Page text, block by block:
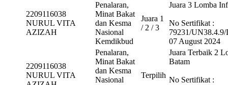
2209116038
NURUL VITA
AZIZAH
Penalaran,
Minat Bakat
dan Kesma
Nasional
Kemdikbud
Juara 1
/ 2 / 3
Juara 3 Lomba
No Sertifikat :
79231/
07 August 2024
2209116038
NURUL VITA
Penalaran,
Minat Bakat
dan Kesma
Nasional
Terpilih
Juara Terbaik 2
Batam
No Sertifikat :